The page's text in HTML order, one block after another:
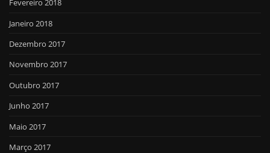
Fevereiro 2018
Janeiro 2018
Dezembro 2017
Novembro 2017
Outubro 2017
Junho 2017
Maio 2017
Março 2017